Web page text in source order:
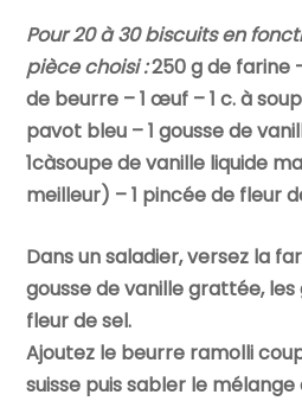
Pour 20 à 30 biscuits en
pièce choisi :250 g de farine
de beurre – 1 œuf – 1 c. à
pavot bleu – 1 gousse de
1càsoupe de vanille liquide
meilleur) – 1 pincée de fleur
Dans un saladier, versez la
gousse de vanille grattée,
fleur de sel.
Ajoutez le beurre ramolli
suisse puis sabler le